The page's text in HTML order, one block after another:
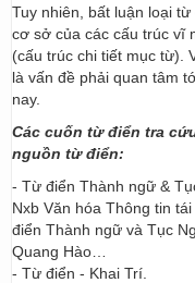
Tuy nhiên, bất luận loại
cơ sở của các cấu trúc vĩ
(cấu trúc chi tiết mục từ).
là vấn đề phải quan tâm
nay.
Các cuốn từ điển tra
nguồn từ điển:
- Từ điển Thành ngữ &
Nxb Văn hóa Thông tin
điển Thành ngữ và Tục
Quang Hào…
- Từ điển - Khai Trí.